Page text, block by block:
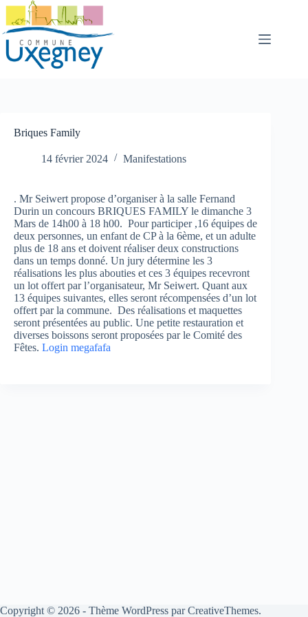
Passer
contenu
Briques Family
14 février 2024 Manifestations
. Mr Seiwert propose d’organiser à la salle Fernand
Durin un concours BRIQUES FAMILY le dimanche 3
Mars de 14h00 à 18 h00. Pour participer ,16 équipes de
deux personnes, un enfant de CP à la 6ème, et un adulte
plus de 18 ans et doivent réaliser deux constructions
dans un temps donné. Un jury détermine les 3
réalisations les plus abouties et ces 3 équipes recevront
un lot offert par l’organisateur, Mr Seiwert. Quant aux
13 équipes suivantes, elles seront récompensées d’un lot
offert par la commune. Des réalisations et maquettes
seront présentées au public. Une petite restauration et
diverses boissons seront proposées par le Comité des
Fêtes. Login megafafa
Copyright © 2026 - Thème WordPress parCreativeThemes.